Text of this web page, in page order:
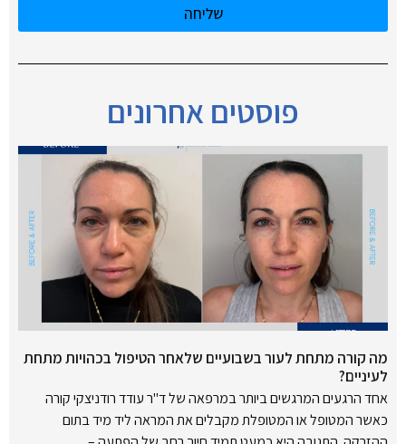
שליחה
פוסטים אחרונים
מה קורה מתחת לעור בשבועיים שלאחר הטיפול בכהויות מתחת
לעיניים?
אחד הרגעים המרגשים ביותר במרפאה של ד"ר עודד רודניצקי קורה
כאשר המטופל או המטופלת מקבלים את המראה ליד מיד בתום